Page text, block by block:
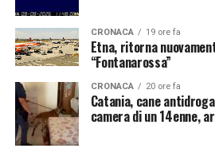
CRONACA 19 ore fa
Etna, ritorna
“Fontanarossa”
CRONACA 20 ore fa
Catania, cane
camera di un 14enne,